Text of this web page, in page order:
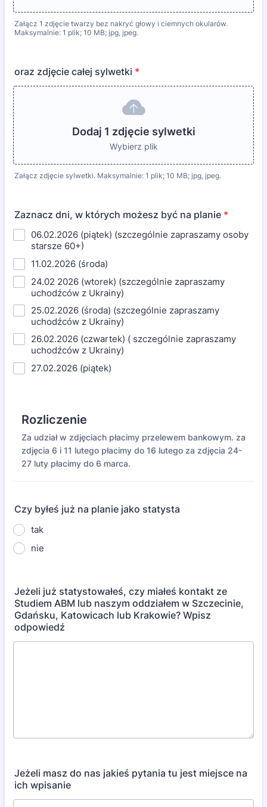
Załącz 1 zdjęcie twarzy bez nakryć głowy i ciemnych okularów.
Maksymalnie: 1 plik; 10 MB; jpg, jpeg.
oraz zdjęcie całej sylwetki *
Dodaj 1 zdjęcie sylwetki
Wybierz plik
Załącz zdjęcie sylwetki. Maksymalnie: 1 plik; 10 MB; jpg, jpeg.
Zaznacz dni, w których możesz być na planie *
06.02.2026 (piątek) (szczególnie zapraszamy osoby
starsze 60+)
11.02.2026 (środa)
24.02 2026 (wtorek) (szczególnie zapraszamy
uchodźców z Ukrainy)
25.02.2026 (środa) (szczególnie zapraszamy
uchodźców z Ukrainy)
26.02.2026 (czwartek) ( szczególnie zapraszamy
uchodźców z Ukrainy)
27.02.2026 (piątek)
Rozliczenie
Za udział w zdjęciach płacimy przelewem bankowym. za
zdjęcia 6 i 11 lutego płacimy do 16 lutego za zdjęcia 24-
27 luty płacimy do 6 marca.
Czy byłeś już na planie jako statysta
tak
nie
Jeżeli już statystowałeś, czy miałeś kontakt ze
Studiem ABM lub naszym oddziałem w Szczecinie,
Gdańsku, Katowicach lub Krakowie? Wpisz
odpowiedź
Jeżeli masz do nas jakieś pytania tu jest miejsce na
ich wpisanie